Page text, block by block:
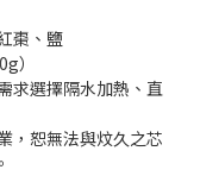
棗、鹽
）
求選擇隔水加熱、直
，恕無法與炆久之芯